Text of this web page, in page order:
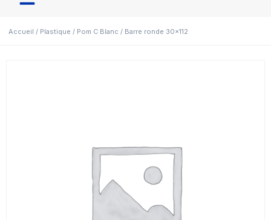
Accueil / Plastique / Pom C Blanc / Barre ronde 30×112